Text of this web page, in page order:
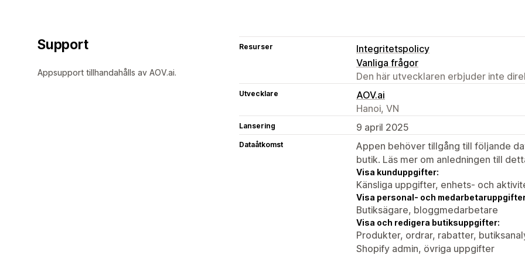
Support
Appsupport tillhandahålls av AOV.ai.
Resurser
Integritetspolicy
Vanliga frågor
Den här utvecklaren erbjuder inte
Utvecklare
AOV.ai
Hanoi, VN
Lansering 9 april 2025
Dataåtkomst
Appen behöver tillgång till följande
butik. Läs mer om anledningen till
Visa kunduppgifter:
Känsliga uppgifter, enhets- och
Visa personal- och
Butiksägare, bloggmedarbetare
Visa och redigera butiksuppgifter:
Produkter, ordrar, rabatter,
Shopify admin, övriga uppgifter